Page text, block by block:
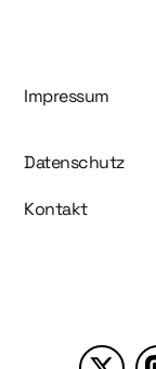
Impressum
Datenschutz
Kontakt